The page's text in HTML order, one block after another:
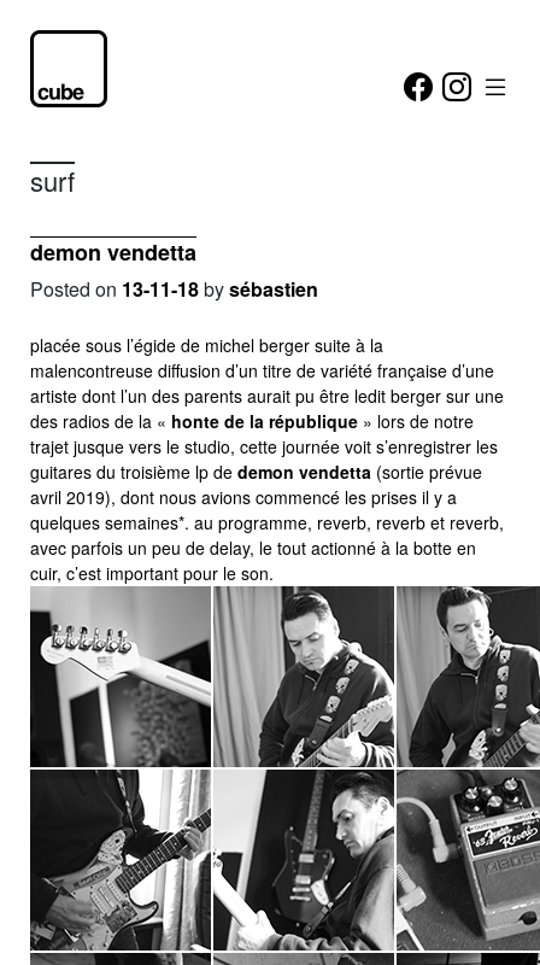
surf
demon vendetta
Posted on 13-11-18bysébastien
placée sous l’égide de michel berger suite à la
malencontreuse diffusion d’un titre de variété française d’une
artiste dont l’un des parents aurait pu être ledit berger sur une
des radios de la « honte de la république » lors de notre
trajet jusque vers le studio, cette journée voit s’enregistrer les
guitares du troisième lp de demon vendetta (sortie prévue
avril 2019), dont nous avions commencé les prises il y a
quelques semaines*. au programme, reverb, reverb et reverb,
avec parfois un peu de delay, le tout actionné à la botte en
cuir, c’est important pour le son.